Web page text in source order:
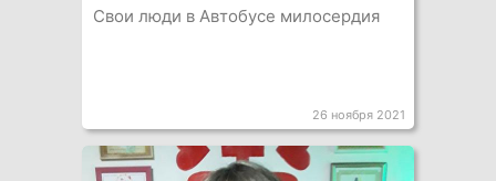
Свои люди в Автобусе милосердия
26 ноября 2021